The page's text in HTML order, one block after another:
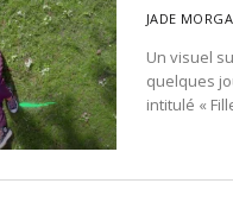
JADE
Un visuel
quelques
intitulé «